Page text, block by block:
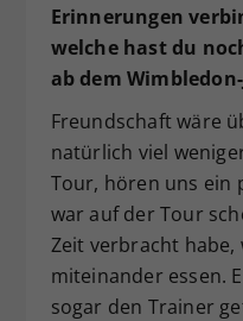
Erinnerungen
welche hast du
ab dem
Freundschaft wäre
natürlich viel
Tour, hören uns ein
war auf der Tour
Zeit verbracht
miteinander essen.
sogar den Trainer